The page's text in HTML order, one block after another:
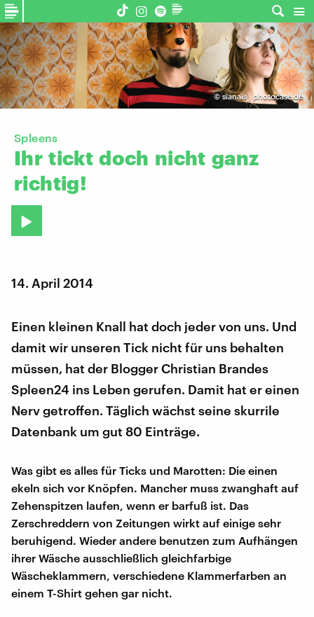
©sïanaïs | photocase.de
Spleens
Ihr tickt doch nicht ganz
richtig!
14. April 2014
Einen kleinen Knall hat doch jeder von uns. Und
damit wir unseren Tick nicht für uns behalten
müssen, hat der Blogger Christian Brandes
Spleen24 ins Leben gerufen. Damit hat er einen
Nerv getroffen. Täglich wächst seine skurrile
Datenbank um gut 80 Einträge.
Was gibt es alles für Ticks und Marotten: Die einen
ekeln sich vor Knöpfen. Mancher muss zwanghaft auf
Zehenspitzen laufen, wenn er barfuß ist. Das
Zerschreddern von Zeitungen wirkt auf einige sehr
beruhigend. Wieder andere benutzen zum Aufhängen
ihrer Wäsche ausschließlich gleichfarbige
Wäscheklammern, verschiedene Klammerfarben an
einem T-Shirt gehen gar nicht.